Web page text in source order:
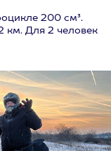
200 см³.
км. Для 2 человек